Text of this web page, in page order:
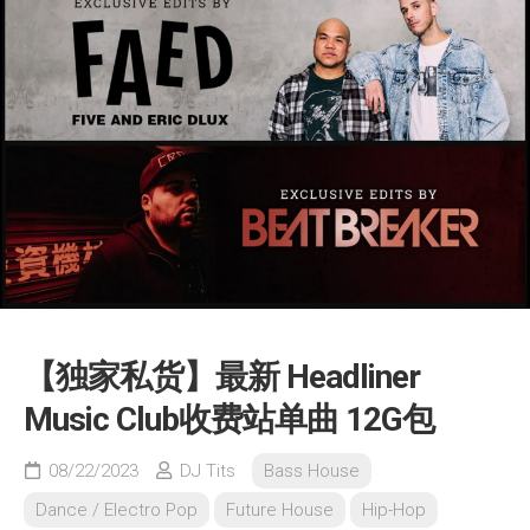
【独家私货】最新 Headliner
Music Club收费站单曲 12G包
08/22/2023 DJ Tits
Bass House
Dance / Electro Pop
Future House Hip-Hop